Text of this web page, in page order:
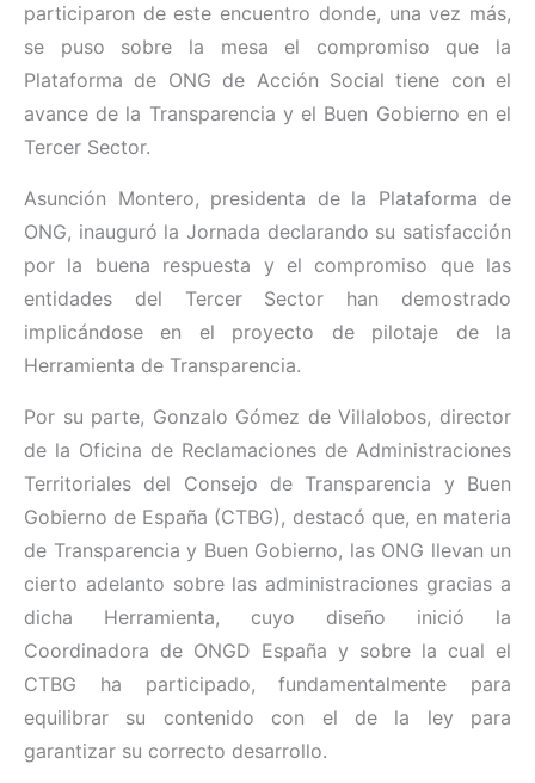
participaron de este encuentro donde, una vez más,
se puso sobre la mesa el compromiso que la
Plataforma de ONG de Acción Social tiene con el
avance de la Transparencia y el Buen Gobierno en el
Tercer Sector.
Asunción Montero, presidenta de la Plataforma de
ONG, inauguró la Jornada declarando su satisfacción
por la buena respuesta y el compromiso que las
entidades del Tercer Sector han demostrado
implicándose en el proyecto de pilotaje de la
Herramienta de Transparencia.
Por su parte, Gonzalo Gómez de Villalobos, director
de la Oficina de Reclamaciones de Administraciones
Territoriales del Consejo de Transparencia y Buen
Gobierno de España (CTBG), destacó que, en materia
de Transparencia y Buen Gobierno, las ONG llevan un
cierto adelanto sobre las administraciones gracias a
dicha Herramienta, cuyo diseño inició la
Coordinadora de ONGD España y sobre la cual el
CTBG ha participado, fundamentalmente para
equilibrar su contenido con el de la ley para
garantizar su correcto desarrollo.